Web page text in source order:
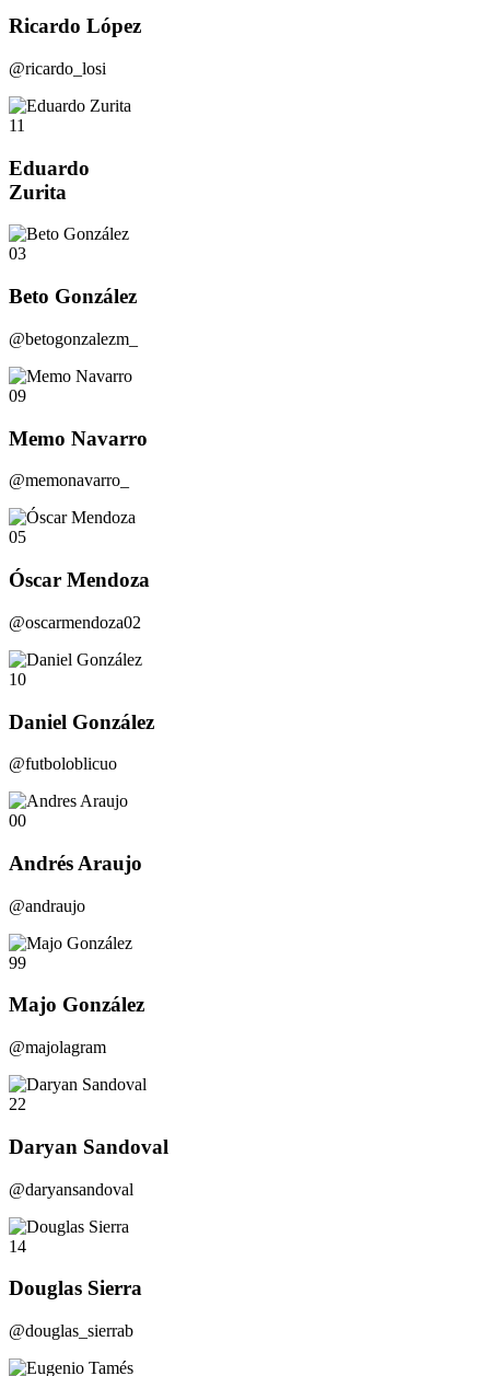
Ricardo López
@ricardo_losi
11
Eduardo
Zurita
03
Beto González
@betogonzalezm_
09
Memo Navarro
@memonavarro_
05
Óscar Mendoza
@oscarmendoza02
10
Daniel González
@futboloblicuo
00
Andrés Araujo
@andraujo
99
Majo González
@majolagram
22
Daryan Sandoval
@daryansandoval
14
Douglas Sierra
@douglas_sierrab